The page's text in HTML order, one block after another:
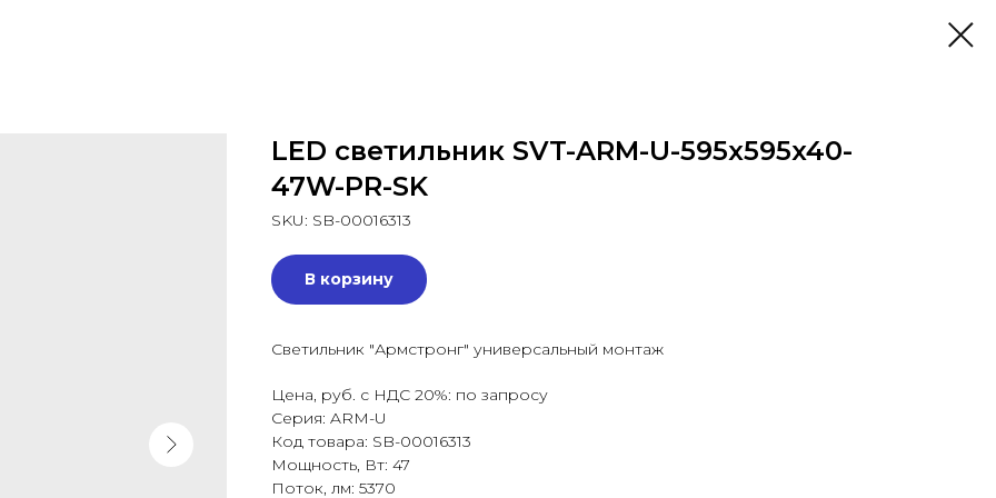
LED светильник SVT-ARM-U-595x595x40-
47W-PR-SK
SKU: SB-00016313
В корзину
Светильник "Армстронг" универсальный монтаж
Цена, руб. с НДС 20%: по запросу
Серия: ARM-U
Код товара: SB-00016313
Мощность, Вт: 47
Поток, лм: 5370